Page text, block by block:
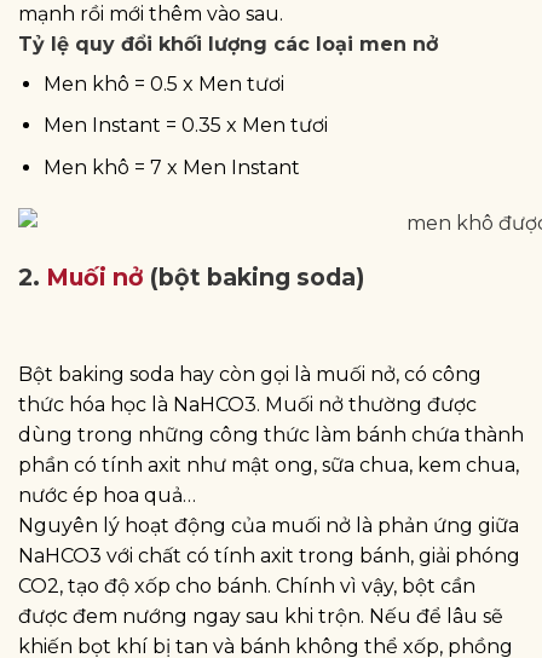
mạnh rồi mới thêm vào sau.
Tỷ lệ quy đổi khối lượng các loại men nở
Men khô = 0.5 x Men tươi
Men Instant = 0.35 x Men tươi
Men khô = 7 x Men Instant
2. Muối nở (bột baking soda)
Bột baking soda hay còn gọi là muối nở, có công
thức hóa học là NaHCO3. Muối nở thường được
dùng trong những công thức làm bánh chứa thành
phần có tính axit như mật ong, sữa chua, kem chua,
nước ép hoa quả…
Nguyên lý hoạt động của muối nở là phản ứng giữa
NaHCO3 với chất có tính axit trong bánh, giải phóng
CO2, tạo độ xốp cho bánh. Chính vì vậy, bột cần
được đem nướng ngay sau khi trộn. Nếu để lâu sẽ
khiến bọt khí bị tan và bánh không thể xốp, phồng